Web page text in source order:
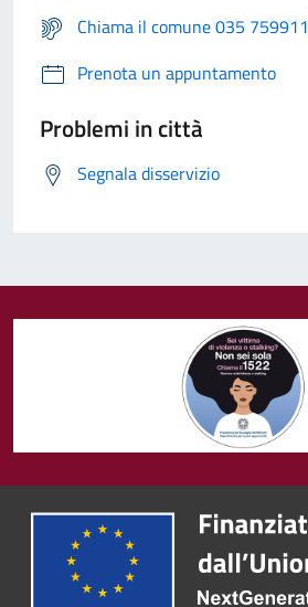
Chiama il comune 035 759911
Prenota un appuntamento
Problemi in città
Segnala disservizio